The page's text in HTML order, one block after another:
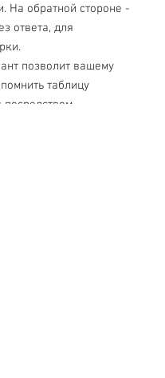
На обратной стороне -
ответа, для
позволит вашему
таблицу